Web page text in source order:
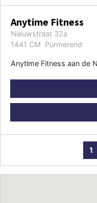
Anytime Fitness
Nieuwstraat 32a
1441 CM Purmerend
Anytime Fitness aan de
1